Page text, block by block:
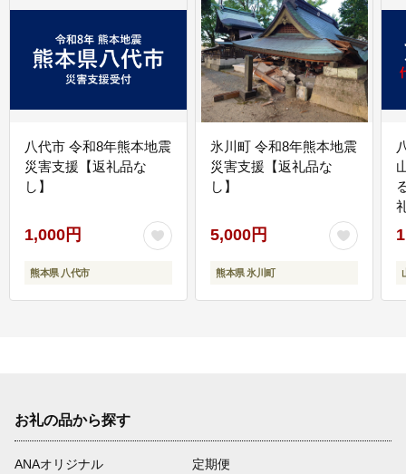
八代市 令和8年熊本地震
災害支援【返礼品な
し】
1,000円
熊本県 八代市
氷川町 令和8年熊本地震
災害支援【返礼品な
し】
5,000円
熊本県 氷川町
お礼の品から探す
ANAオリジナル
定期便